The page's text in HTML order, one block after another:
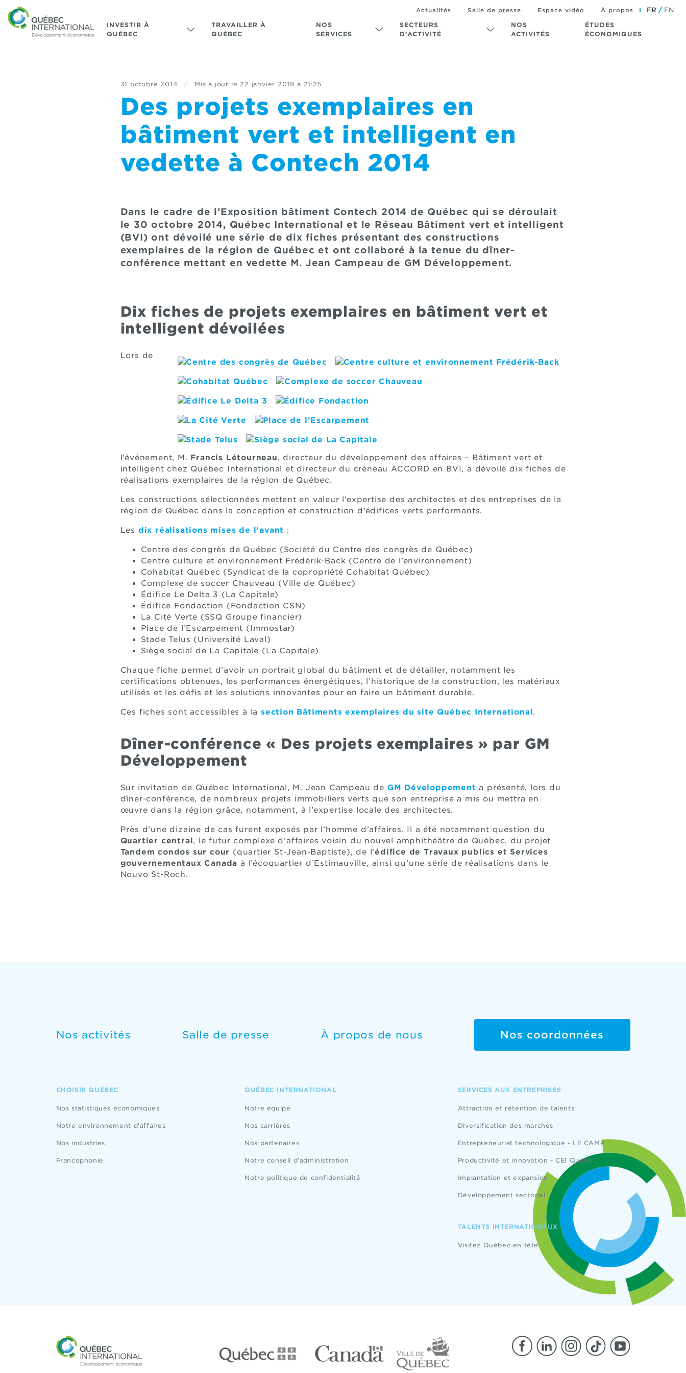
INVESTIR À
QUÉBEC
TRAVAILLER À
QUÉBEC
NOS
SERVICES
SECTEURS
D’ACTIVITÉ
NOS
ACTIVITÉS
ÉTUDES
ÉCONOMIQUES
Actualités Salle de presse Espace vidéo À propos FR EN
31 octobre 2014 / Mis à jour le 22 janvier 2019 à 21:25
Des projets exemplaires en
bâtiment vert et intelligent en
vedette à Contech 2014
Dans le cadre de l’Exposition bâtiment Contech 2014 de Québec qui se déroulait
le 30 octobre 2014, Québec International et le Réseau Bâtiment vert et intelligent
(BVI) ont dévoilé une série de dix fiches présentant des constructions
exemplaires de la région de Québec et ont collaboré à la tenue du dîner-
conférence mettant en vedette M. Jean Campeau de GM Développement.
Dix fiches de projets exemplaires en bâtiment vert et
intelligent dévoilées
Lors de
l’événement, M. Francis Létourneau, directeur du développement des affaires – Bâtiment vert et
intelligent chez Québec International et directeur du créneau ACCORD en BVI, a dévoilé dix fiches de
réalisations exemplaires de la région de Québec.
Les constructions sélectionnées mettent en valeur l’expertise des architectes et des entreprises de la
région de Québec dans la conception et construction d’édifices verts performants.
Les dix réalisations mises de l’avant :
Centre des congrès de Québec (Société du Centre des congrès de Québec)
Centre culture et environnement Frédérik-Back (Centre de l’environnement)
Cohabitat Québec (Syndicat de la copropriété Cohabitat Québec)
Complexe de soccer Chauveau (Ville de Québec)
Édifice Le Delta 3 (La Capitale)
Édifice Fondaction (Fondaction CSN)
La Cité Verte (SSQ Groupe financier)
Place de l’Escarpement (Immostar)
Stade Telus (Université Laval)
Siège social de La Capitale (La Capitale)
Chaque fiche permet d’avoir un portrait global du bâtiment et de détailler, notamment les
certifications obtenues, les performances énergétiques, l’historique de la construction, les matériaux
utilisés et les défis et les solutions innovantes pour en faire un bâtiment durable.
Ces fiches sont accessibles à la section Bâtiments exemplaires du site Québec International.
Dîner-conférence « Des projets exemplaires » par GM
Développement
Sur invitation de Québec International, M. Jean Campeau de GM Développement a présenté, lors du
dîner-conférence, de nombreux projets immobiliers verts que son entreprise a mis ou mettra en
œuvre dans la région grâce, notamment, à l’expertise locale des architectes.
Près d’une dizaine de cas furent exposés par l’homme d’affaires. Il a été notamment question du
Quartier central, le futur complexe d’affaires voisin du nouvel amphithéâtre de Québec, du projet
Tandem condos sur cour (quartier St-Jean-Baptiste), de l’édifice de Travaux publics et Services
gouvernementaux Canada à l’écoquartier d’Estimauville, ainsi qu’une série de réalisations dans le
Nouvo St-Roch.
Nos activités Salle de presse À propos de nous Nos coordonnées
CHOISIR QUÉBEC
Nos statistiques économiques
Notre environnement d'affaires
Nos industries
Francophonie
QUÉBEC INTERNATIONAL
Notre équipe
Nos carrières
Nos partenaires
Notre conseil d'administration
Notre politique de confidentialité
SERVICES AUX ENTREPRISES
Attraction et rétention de talents
Diversification des marchés
Entrepreneuriat technologique - LE CAMP
Productivité et innovation - CEI Québec
Implantation et expansion
Développement sectoriel
TALENTS INTERNATIONAUX
Visitez Québec en tête